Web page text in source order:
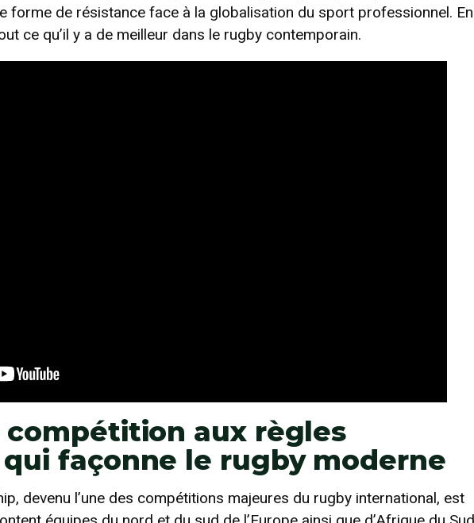
forme de résistance face à la globalisation du sport professionnel. En
ce qu’il y a de meilleur dans le rugby contemporain.
compétition aux règles
façonne le rugby moderne
devenu l’une des compétitions majeures du rugby international, est